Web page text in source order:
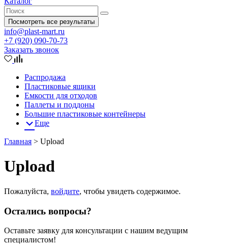
Посмотреть все результаты
info@plast-mart.ru
+7 (920) 090-70-73
Заказать звонок
Распродажа
Пластиковые ящики
Емкости для отходов
Паллеты и поддоны
Большие пластиковые контейнеры
Еще
Главная > Upload
Upload
Пожалуйста, войдите, чтобы увидеть содержимое.
Остались вопросы?
Оставьте заявку для консультации с нашим ведущим
специалистом!